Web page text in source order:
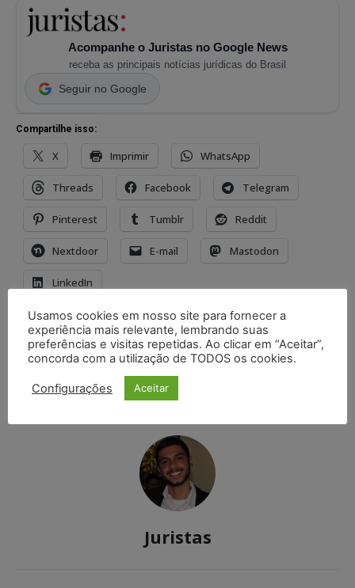
Acompanhe o Juristas no Google News
receba as principais notícias jurídicas do Brasil
Seguir no Google
Compartilhe isso:
X Imprimir WhatsApp
Threads Facebook Telegram
Pinterest Tumblr Reddit
Nextdoor E-mail Mastodon
LinkedIn
Artigo anterior
Documentação fora do
padrão não é motivo para
Próximo artigo
TJ-PE usa Whatsapp para
Juristas
Usamos cookies em nosso site para fornecer a
experiência mais relevante, lembrando suas
preferências e visitas repetidas. Ao clicar em “Aceitar”,
concorda com a utilização de TODOS os cookies.
Configurações Aceitar